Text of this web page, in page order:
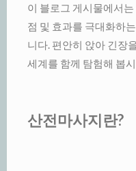
이 블로그 게시물에서
점 및 효과를 극대화하
니다. 편안히 앉아 긴장
세계를 함께 탐험해 봅시
산전마사지란?